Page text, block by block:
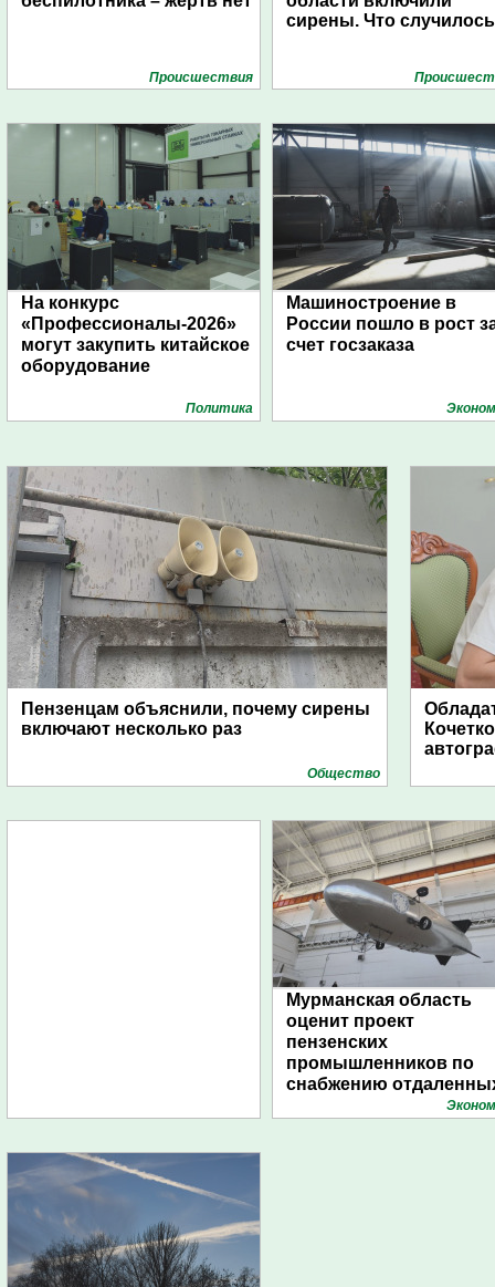
Проиcшествия
сирены. Что
На конкурс
«Профессионалы-2026»
могут закупить китайское
оборудование
Политика
Машиностроение в
России пошло в рост
счет госзаказа
Пензенцам объяснили, почему сирены
включают несколько раз
Общество
Мурманская область
оценит проект
пензенских
промышленников по
снабжению
поселений с помощью